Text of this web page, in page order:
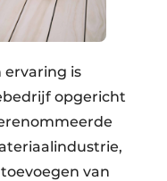
ervaring is
opgericht
van